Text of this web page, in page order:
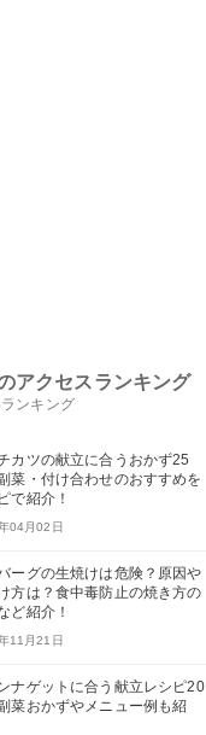
アクセスランキング
ンキング
カツの献立に合うおかず25
菜・付け合わせのおすすめを
で紹介！
04月02日
ーグの生焼けは危険？原因や
方は？食中毒防止の焼き方の
ど紹介！
11月21日
ナゲットに合う献立レシピ20
菜おかずやメニュー例も紹